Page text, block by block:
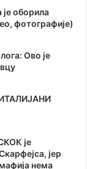
је оборила
фотографије)
Ово је
је
јер
нема